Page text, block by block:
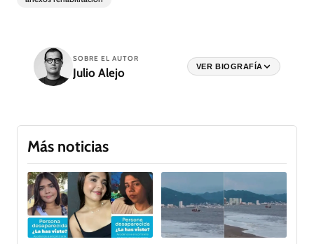
SOBRE EL AUTOR
Julio Alejo VER BIOGRAFÍA
Más noticias